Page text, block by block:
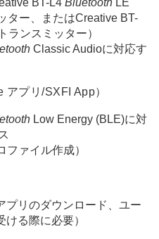
BT-L4 Bluetooth LE
ター、またはCreative BT-
ランスミッター）
Classic Audioに対応す
プリ/SXFI App）
Low Energy (BLE)に対
ファイル作成）
プリのダウンロード、ユー
る際に必要）